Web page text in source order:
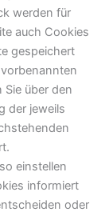
werden für
auch Cookies
gespeichert
über den
der jeweils
einstellen
informiert
oder